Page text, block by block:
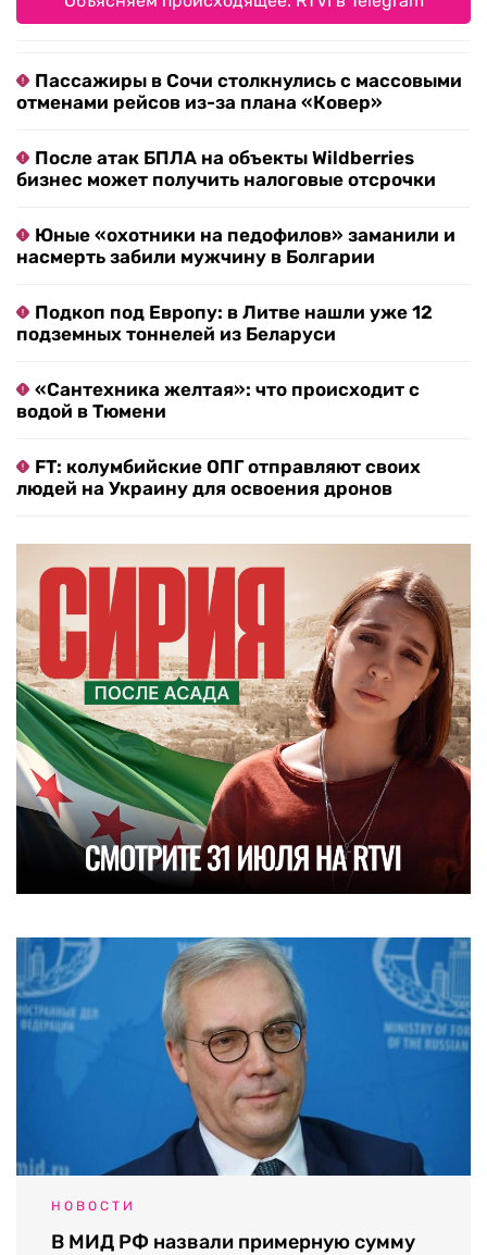
Пассажиры в Сочи столкнулись с массовыми
отменами рейсов из-за плана «Ковер»
После атак БПЛА на объекты Wildberries
бизнес может получить налоговые отсрочки
Юные «охотники на педофилов» заманили и
насмерть забили мужчину в Болгарии
Подкоп под Европу: в Литве нашли уже 12
подземных тоннелей из Беларуси
«Сантехника желтая»: что происходит с
водой в Тюмени
FT: колумбийские ОПГ отправляют своих
людей на Украину для освоения дронов
НОВОСТИ
В МИД РФ назвали примерную сумму